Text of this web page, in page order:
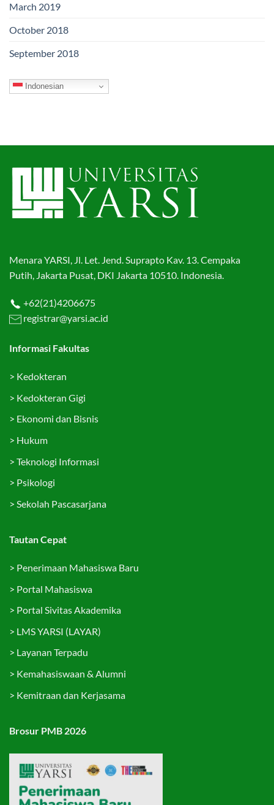
March 2019
October 2018
September 2018
Indonesian
Menara YARSI, Jl. Let. Jend. Suprapto Kav. 13. Cempaka
Putih, Jakarta Pusat, DKI Jakarta 10510. Indonesia.
+62(21)4206675
registrar@yarsi.ac.id
Informasi Fakultas
> Kedokteran
> Kedokteran Gigi
> Ekonomi dan Bisnis
> Hukum
> Teknologi Informasi
> Psikologi
> Sekolah Pascasarjana
Tautan Cepat
> Penerimaan Mahasiswa Baru
> Portal Mahasiswa
> Portal Sivitas Akademika
> LMS YARSI (LAYAR)
> Layanan Terpadu
> Kemahasiswaan & Alumni
> Kemitraan dan Kerjasama
Brosur PMB 2026